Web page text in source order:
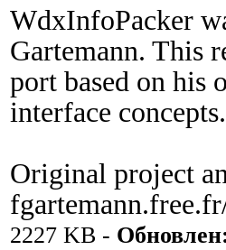
WdxInfoPacker
Gartemann. This
port based on his
interface concepts.
Original project
2227 KB -